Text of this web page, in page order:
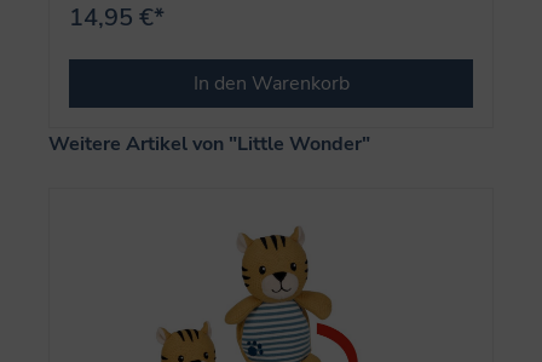
14,95 €*
In den Warenkorb
Produktgalerie überspringen
Weitere Artikel von "Little Wonder"